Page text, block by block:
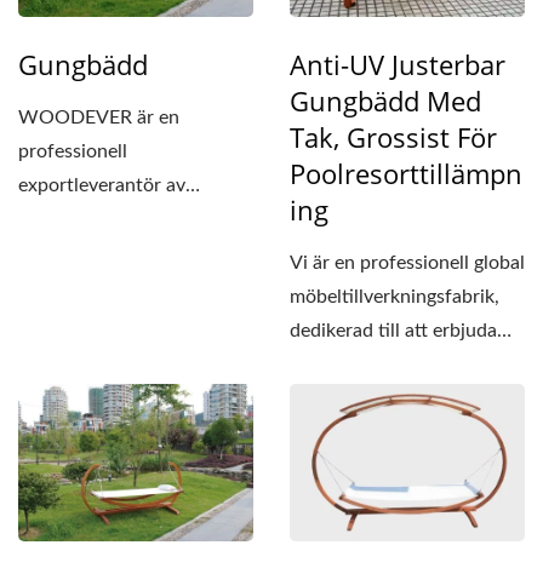
Gungbädd
WOODEVER är en
professionell
exportleverantör av
Anti-UV Justerbar
Gungbädd Med
Tak, Grossist För
Poolresorttillämpn
Ing
Vi är en professionell global
möbeltillverkningsfabrik,
dedikerad till att erbjuda